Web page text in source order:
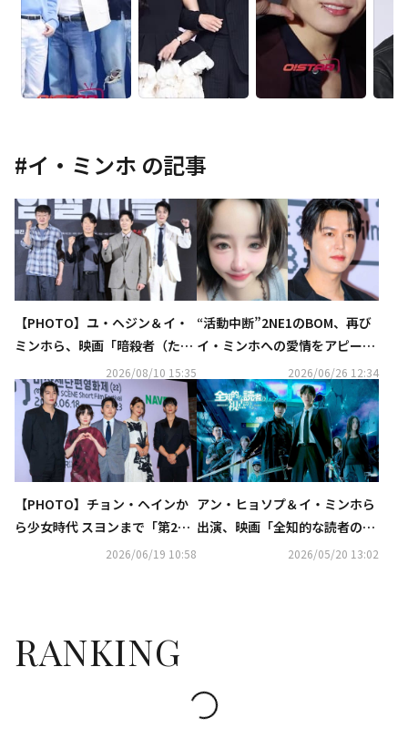
#イ・ミンホ の記事
【PHOTO】ユ・ヘジン＆イ・
ミンホら、映画「暗殺者（た
ち）」制作報告会に出席
2026/08/10 15:35
“活動中断”2NE1のBOM、再び
イ・ミンホへの愛情をアピー
ル？新たなアカウント名に注目
集まる
2026/06/26 12:34
【PHOTO】チョン・ヘインか
ら少女時代 スヨンまで「第22
回ミジャンセン短編映画祭」に
2026/06/19 10:58
アン・ヒョソプ＆イ・ミンホら
出演、映画「全知的な読者の視
点から」本日よりHuluにてレン
2026/05/20 13:02
RANKING